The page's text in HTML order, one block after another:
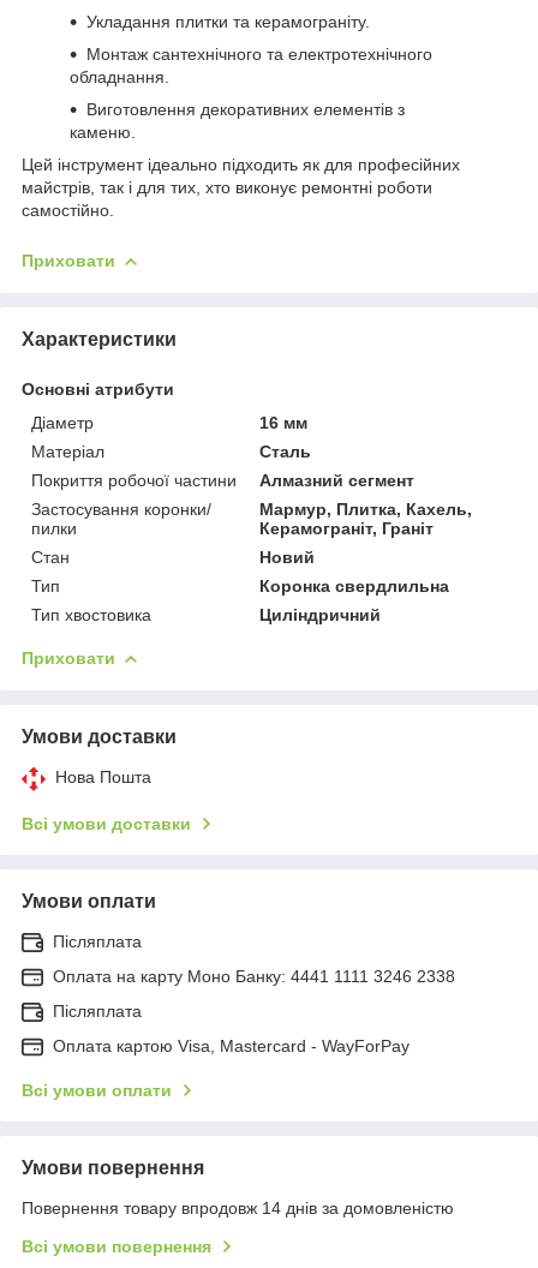
Укладання плитки та керамограніту.
Монтаж сантехнічного та електротехнічного
обладнання.
Виготовлення декоративних елементів з
каменю.
Цей інструмент ідеально підходить як для професійних
майстрів, так і для тих, хто виконує ремонтні роботи
самостійно.
Приховати
Характеристики
Основні атрибути
Діаметр
16 мм
Матеріал
Сталь
Покриття робочої частини
Алмазний сегмент
Застосування коронки/
пилки
Мармур, Плитка, Кахель,
Керамограніт, Граніт
Стан
Новий
Тип
Коронка свердлильна
Тип хвостовика
Циліндричний
Приховати
Умови доставки
Нова Пошта
Всі умови доставки
Умови оплати
Післяплата
Оплата на карту Моно Банку: 4441 1111 3246 2338
Післяплата
Оплата картою Visa, Mastercard - WayForPay
Всі умови оплати
Умови повернення
Повернення товару впродовж 14 днів за домовленістю
Всі умови повернення